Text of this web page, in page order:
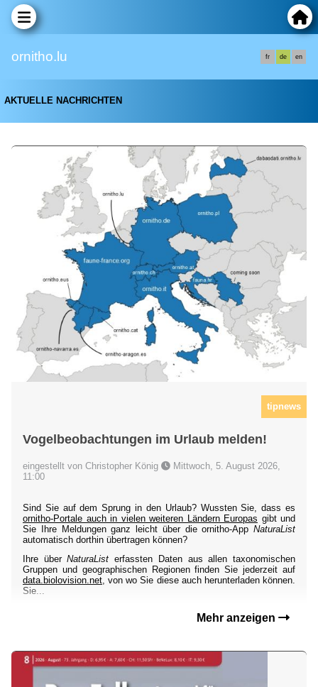
ornitho.lu fr de en
AKTUELLE NACHRICHTEN
tipnews
Vogelbeobachtungen im Urlaub melden!
eingestellt von Christopher König
Mittwoch, 5. August 2026,
11:00
Sind Sie auf dem Sprung in den Urlaub? Wussten Sie, dass es
ornitho-Portale auch in vielen weiteren Ländern Europas gibt und
Sie Ihre Meldungen ganz leicht über die ornitho-App NaturaList
automatisch dorthin übertragen können?
Ihre überNaturaList erfassten Daten aus allen taxonomischen
Gruppen und geographischen Regionen finden Sie jederzeit auf
data.biolovision.net, von wo Sie diese auch herunterladen können.
Sie...
Mehr anzeigen